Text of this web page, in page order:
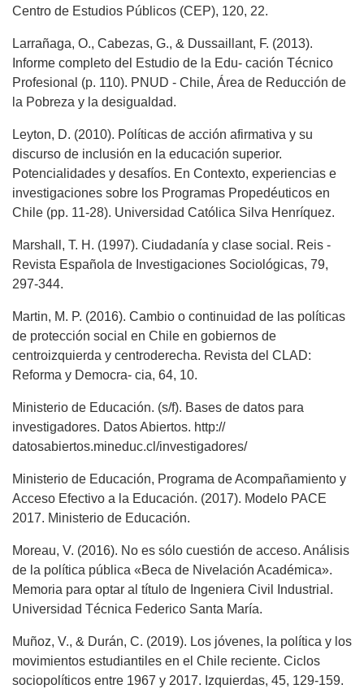
Centro de Estudios Públicos (CEP), 120, 22.
Larrañaga, O., Cabezas, G., & Dussaillant, F. (2013).
Informe completo del Estudio de la Edu- cación Técnico
Profesional (p. 110). PNUD - Chile, Área de Reducción de
la Pobreza y la desigualdad.
Leyton, D. (2010). Políticas de acción afirmativa y su
discurso de inclusión en la educación superior.
Potencialidades y desafíos. En Contexto, experiencias e
investigaciones sobre los Programas Propedéuticos en
Chile (pp. 11-28). Universidad Católica Silva Henríquez.
Marshall, T. H. (1997). Ciudadanía y clase social. Reis -
Revista Española de Investigaciones Sociológicas, 79,
297-344.
Martin, M. P. (2016). Cambio o continuidad de las políticas
de protección social en Chile en gobiernos de
centroizquierda y centroderecha. Revista del CLAD:
Reforma y Democra- cia, 64, 10.
Ministerio de Educación. (s/f). Bases de datos para
investigadores. Datos Abiertos. http://
datosabiertos.mineduc.cl/investigadores/
Ministerio de Educación, Programa de Acompañamiento y
Acceso Efectivo a la Educación. (2017). Modelo PACE
2017. Ministerio de Educación.
Moreau, V. (2016). No es sólo cuestión de acceso. Análisis
de la política pública «Beca de Nivelación Académica».
Memoria para optar al título de Ingeniera Civil Industrial.
Universidad Técnica Federico Santa María.
Muñoz, V., & Durán, C. (2019). Los jóvenes, la política y los
movimientos estudiantiles en el Chile reciente. Ciclos
sociopolíticos entre 1967 y 2017. Izquierdas, 45, 129-159.